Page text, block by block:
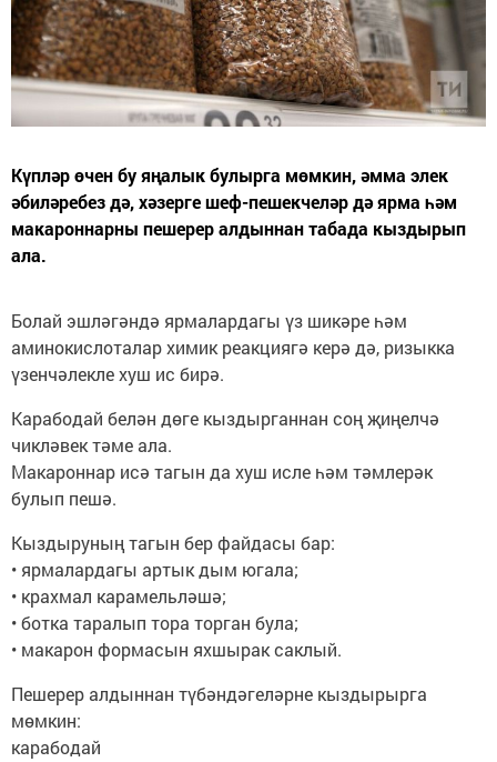
Күпләр өчен бу яңалык булырга мөмкин, әмма элек
әбиләребез дә, хәзерге шеф-пешекчеләр дә ярма һәм
макароннарны пешерер алдыннан табада кыздырып
ала.
Болай эшләгәндә ярмалардагы үз шикәре һәм
аминокислоталар химик реакциягә керә дә, ризыкка
үзенчәлекле хуш ис бирә.
Карабодай белән дөге кыздырганнан соң җиңелчә
чикләвек тәме ала.
Макароннар исә тагын да хуш исле һәм тәмлерәк
булып пешә.
Кыздыруның тагын бер файдасы бар:
• ярмалардагы артык дым югала;
• крахмал карамельләшә;
• ботка таралып тора торган була;
• макарон формасын яхшырак саклый.
Пешерер алдыннан түбәндәгеләрне кыздырырга
мөмкин:
карабодай